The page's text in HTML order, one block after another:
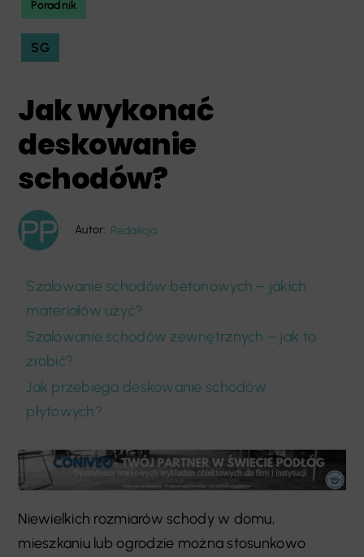
Poradnik
SG
Jak wykonać
deskowanie
schodów?
Autor: Redakcja
Szalowanie schodów betonowych – jakich
materiałów użyć?
Szalowanie schodów zewnętrznych – jak to
zrobić?
Jak przebiega deskowanie schodów
płytowych?
Niewielkich rozmiarów schody w domu,
mieszkaniu lub ogrodzie można stosunkowo